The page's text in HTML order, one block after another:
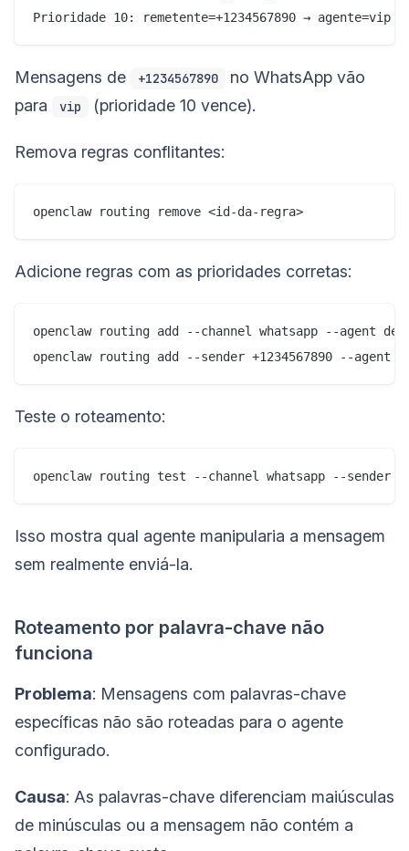
Mensagens de +1234567890
no WhatsApp vão
para
vip (prioridade 10 vence).
Remova regras conflitantes:
Adicione regras com as prioridades corretas:
openclaw routing add --channel whatsapp --agent
Teste o roteamento:
Isso mostra qual agente manipularia a mensagem
sem realmente enviá-la.
Roteamento por palavra-chave não
funciona
Problema: Mensagens com palavras-chave
específicas não são roteadas para o agente
configurado.
Causa: As palavras-chave diferenciam maiúsculas
de minúsculas ou a mensagem não contém a